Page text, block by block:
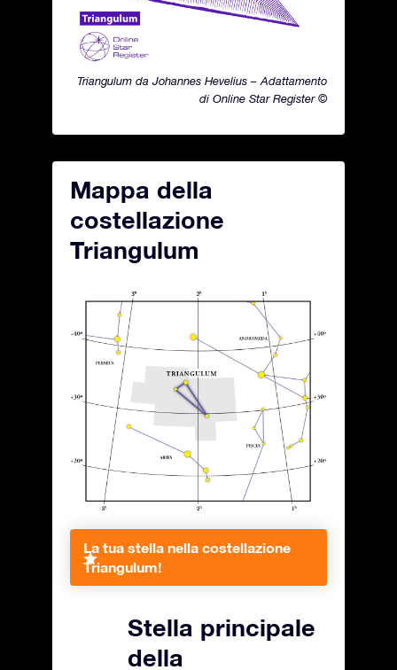
Triangulum da Johannes Hevelius – Adattamento
di Online Star Register ©
Mappa della
costellazione
Triangulum
La tua stella nella costellazione
Triangulum!
Stella principale
della